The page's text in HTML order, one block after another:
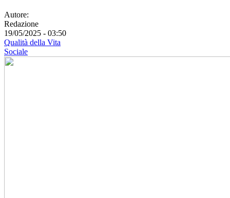
Autore:
Redazione
19/05/2025 - 03:50
Qualità della Vita
Sociale